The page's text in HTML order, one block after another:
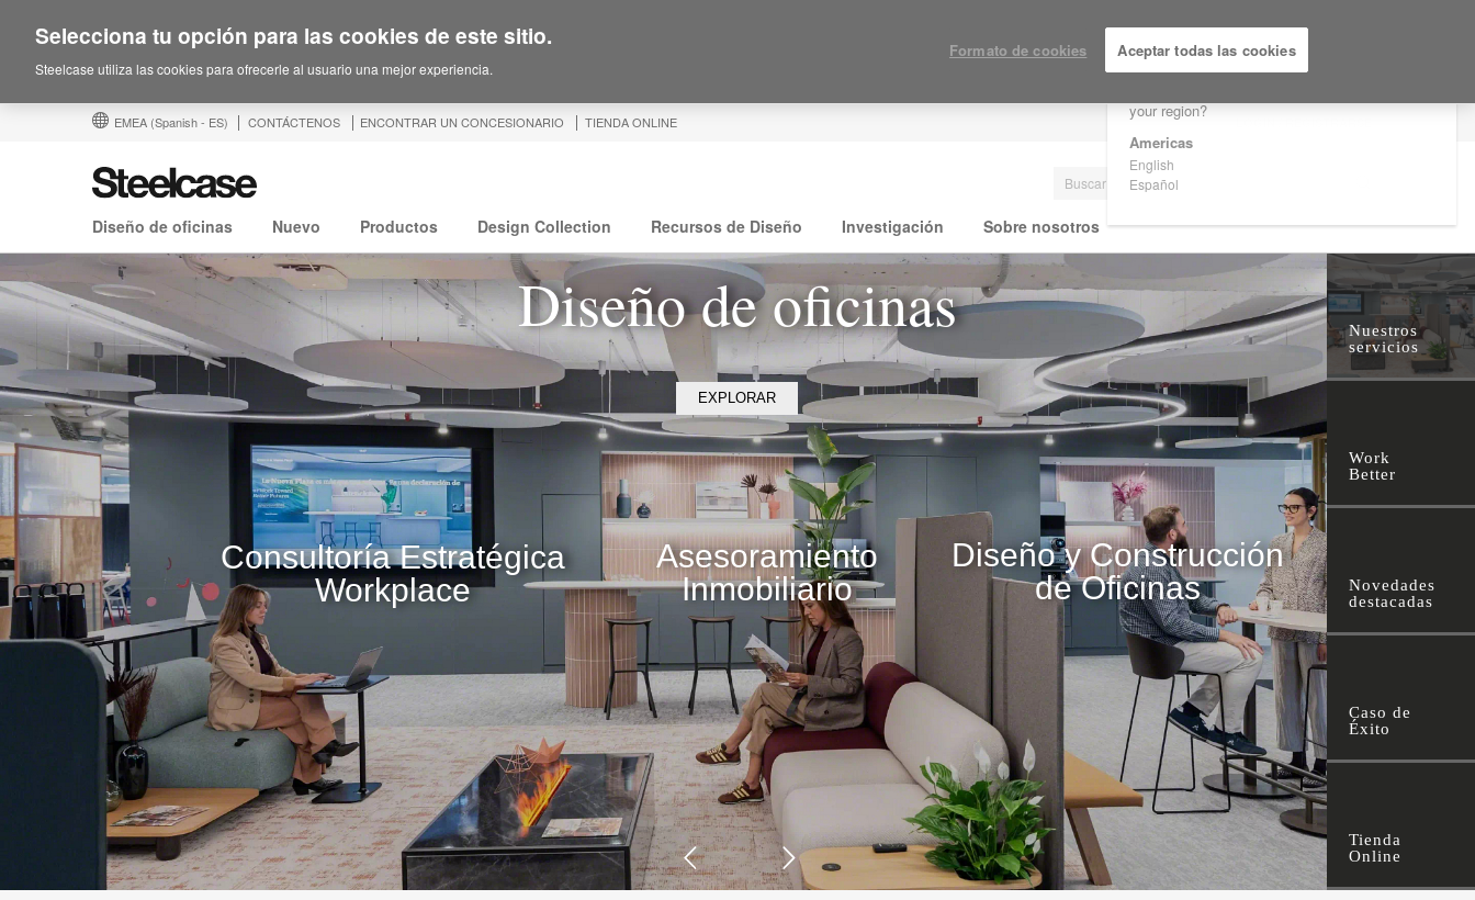
Are you in United States?
your region?
Americas
English
Español
EMEA (Spanish - ES) CONTÁCTENOS ENCONTRAR UN CONCESIONARIO TIENDA ONLINE
Diseño de oficinas Nuevo Productos Design Collection Recursos de Diseño Investigación Sobre nosotros
Nuestros
servicios
Work
Better
Novedades
destacadas
Caso de
Éxito
Tienda
Online
Consultoría Estratégica
Workplace
Asesoramiento
Inmobiliario
Diseño y Construcción
de Oficinas
Diseño de oficinas
EXPLORAR
Selecciona tu opción para las cookies de este sitio.
Steelcase utiliza las cookies para ofrecerle al usuario una mejor experiencia.
Formato de cookies Aceptar todas las cookies